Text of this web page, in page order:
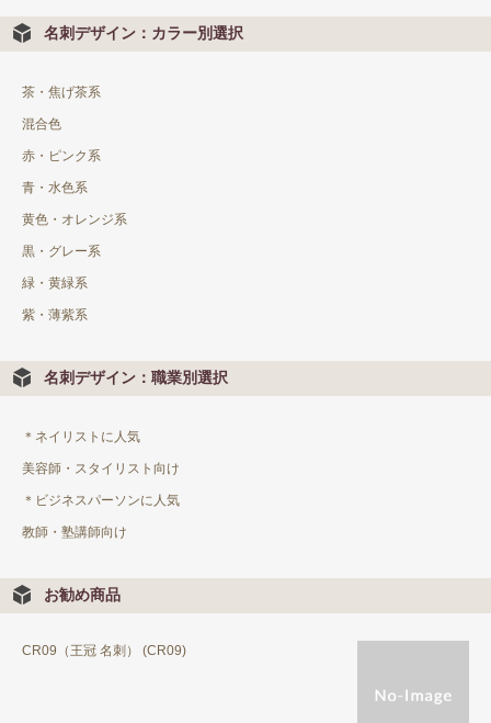
名刺デザイン：カラー別選択
茶・焦げ茶系
混合色
赤・ピンク系
青・水色系
黄色・オレンジ系
黒・グレー系
緑・黄緑系
紫・薄紫系
名刺デザイン：職業別選択
＊ネイリストに人気
美容師・スタイリスト向け
＊ビジネスパーソンに人気
教師・塾講師向け
お勧め商品
CR09（王冠 名刺） (CR09)